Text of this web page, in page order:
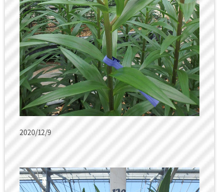
2020/12/9